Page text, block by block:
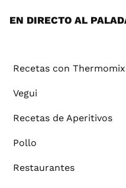
EN DIRECTO AL
Recetas con Thermomix
Vegui
Recetas de Aperitivos
Pollo
Restaurantes